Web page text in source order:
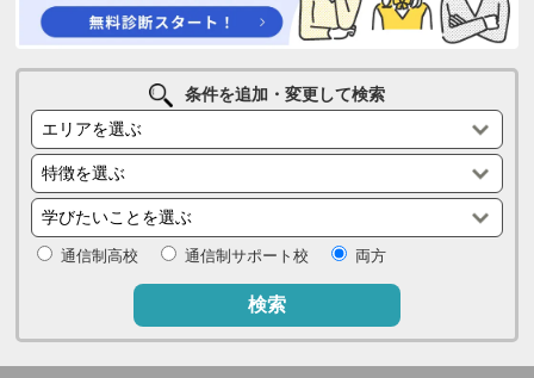
条件を追加・変更して検索
通信制高校 通信制サポート校 両方
検索